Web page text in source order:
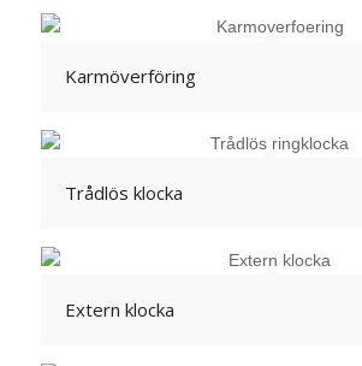
Karmöverföring
Trådlös klocka
Extern klocka